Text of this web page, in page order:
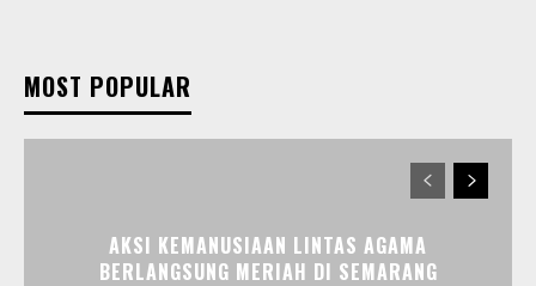
MOST POPULAR
AKSI KEMANUSIAAN LINTAS AGAMA
BERLANGSUNG MERIAH DI SEMARANG